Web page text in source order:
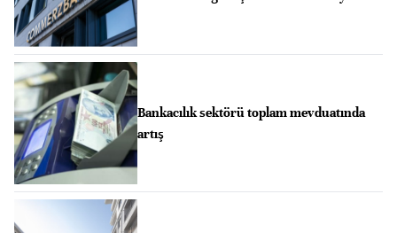
Bankacılık sektörü toplam mevduatında
artış